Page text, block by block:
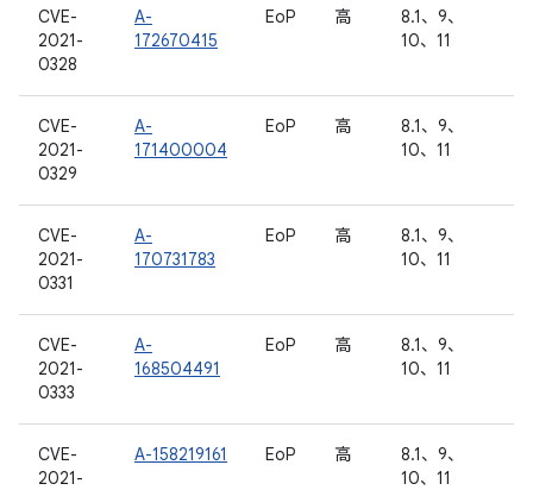
CVE-
2021-
0328
A-
172670415
EoP 高
8.1、9、
10、11
CVE-
2021-
0329
A-
171400004
EoP 高
8.1、9、
10、11
CVE-
2021-
0331
A-
170731783
EoP 高
8.1、9、
10、11
CVE-
2021-
0333
A-
168504491
EoP 高
8.1、9、
10、11
CVE-
2021-
A-158219161 EoP 高
8.1、9、
10、11